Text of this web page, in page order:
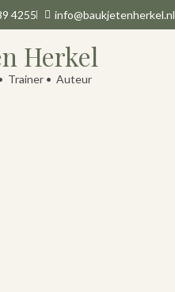
4255 info@baukjetenherkel.nl
Herkel
Trainer • Auteur